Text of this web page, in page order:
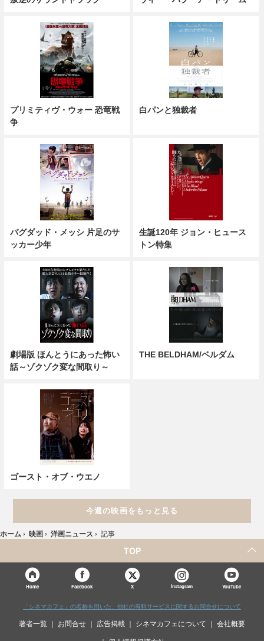
プリミティヴ・ウォー 恐竜戦
争
白パンと独裁者
バグダッド・メッシ 片足のサ
ッカー少年
生誕120年 ジョン・ヒュース
トン特集
劇場版 ほんとうにあった怖い
話～ゾクゾク変な間取り～
THE BELDHAM/ベルダム
ゴースト・オブ・ウエノ
今週の映画をもっと見る
ホーム › 映画 › 洋画ニュース › 記事
TOP
Home Facebook X Instagram YouTube
「シネマカフェ」の名称を用いた、他社の有料サービスに関するお問合せについて
著者一覧 お問合せ 広告掲載 シネマカフェについて 会社概要